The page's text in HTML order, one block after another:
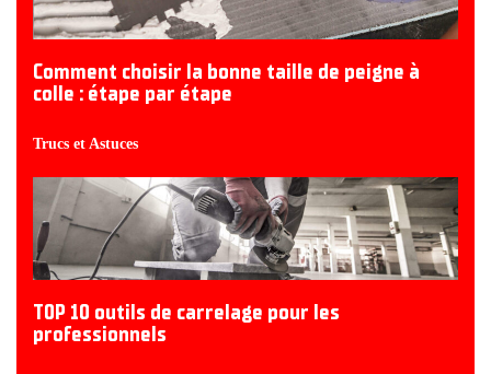
Comment choisir la bonne taille de peigne à
colle : étape par étape
Trucs et Astuces
TOP 10 outils de carrelage pour les
professionnels